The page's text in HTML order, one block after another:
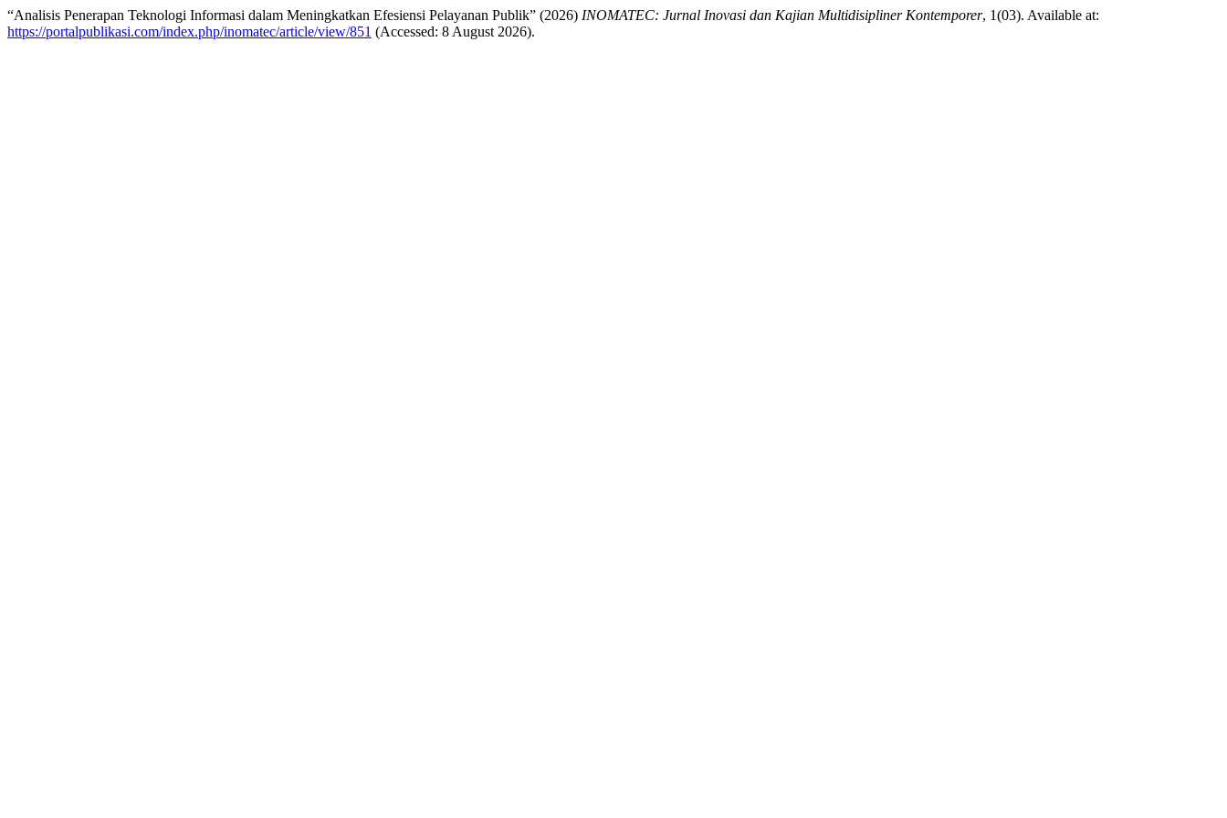
“Analisis Penerapan Teknologi Informasi dalam Meningkatkan Efesiensi Pelayanan Publik” (2026) INOMATEC: Jurnal Inovasi dan Kajian Multidisipliner Kontemporer, 1(03). Available at:
https://portalpublikasi.com/index.php/inomatec/article/view/851 (Accessed: 8 August 2026).